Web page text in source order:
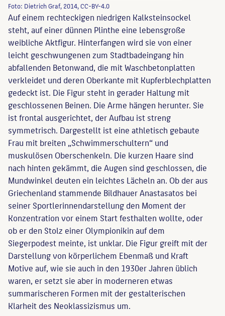
Foto: Dietrich Graf, 2014, CC-BY-4.0
Auf einem rechteckigen niedrigen Kalksteinsockel
steht, auf einer dünnen Plinthe eine lebensgroße
weibliche Aktfigur. Hinterfangen wird sie von einer
leicht geschwungenen zum Stadtbadeingang hin
abfallenden Betonwand, die mit Waschbetonplatten
verkleidet und deren Oberkante mit Kupferblechplatten
gedeckt ist. Die Figur steht in gerader Haltung mit
geschlossenen Beinen. Die Arme hängen herunter. Sie
ist frontal ausgerichtet, der Aufbau ist streng
symmetrisch. Dargestellt ist eine athletisch gebaute
Frau mit breiten „Schwimmerschultern“ und
muskulösen Oberschenkeln. Die kurzen Haare sind
nach hinten gekämmt, die Augen sind geschlossen, die
Mundwinkel deuten ein leichtes Lächeln an. Ob der aus
Griechenland stammende Bildhauer Anastasatos bei
seiner Sportlerinnendarstellung den Moment der
Konzentration vor einem Start festhalten wollte, oder
ob er den Stolz einer Olympionikin auf dem
Siegerpodest meinte, ist unklar. Die Figur greift mit der
Darstellung von körperlichem Ebenmaß und Kraft
Motive auf, wie sie auch in den 1930er Jahren üblich
waren, er setzt sie aber in moderneren etwas
summarischeren Formen mit der gestalterischen
Klarheit des Neoklassizismus um.